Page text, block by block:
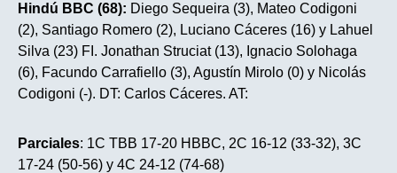
Hindú BBC (68): Diego Sequeira (3), Mateo Codigoni
(2), Santiago Romero (2), Luciano Cáceres (16) y Lahuel
Silva (23) FI. Jonathan Struciat (13), Ignacio Solohaga
(6), Facundo Carrafiello (3), Agustín Mirolo (0) y Nicolás
Codigoni (-). DT: Carlos Cáceres. AT:
Parciales: 1C TBB 17-20 HBBC, 2C 16-12 (33-32), 3C
17-24 (50-56) y 4C 24-12 (74-68)